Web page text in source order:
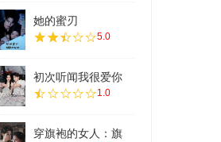
她的蜜刃
5.0
初次听闻我很爱你
1.0
穿旗袍的女人：旗